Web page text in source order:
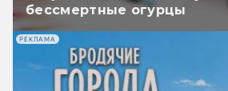
бессмертные огурцы
РЕКЛАМА